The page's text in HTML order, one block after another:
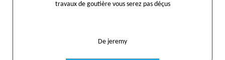
travaux de goutière vous serez pas déçus
De jeremy